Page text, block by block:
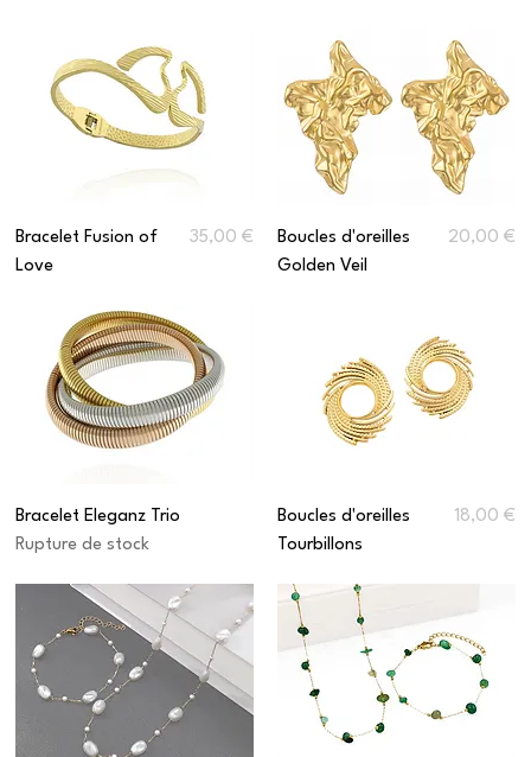
Bracelet Fusion of
Love
Prix
35,00 €
Boucles d'oreilles
Golden Veil
Prix
20,00 €
Bracelet Eleganz Trio
Rupture de stock
Boucles d'oreilles
Tourbillons
Prix
18,00 €